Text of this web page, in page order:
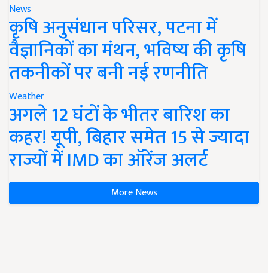
News
कृषि अनुसंधान परिसर, पटना में
वैज्ञानिकों का मंथन, भविष्य की कृषि
तकनीकों पर बनी नई रणनीति
Weather
अगले 12 घंटों के भीतर बारिश का
कहर! यूपी, बिहार समेत 15 से ज्यादा
राज्यों में IMD का ऑरेंज अलर्ट
More News